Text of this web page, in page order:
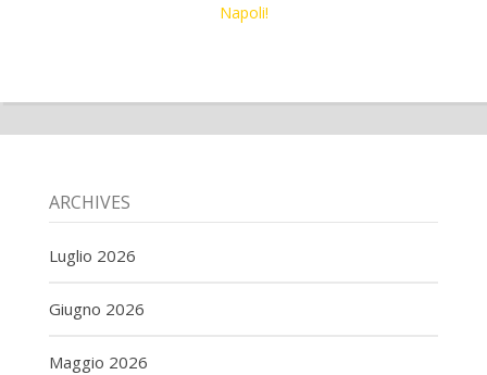
Napoli!
ARCHIVES
Luglio 2026
Giugno 2026
Maggio 2026